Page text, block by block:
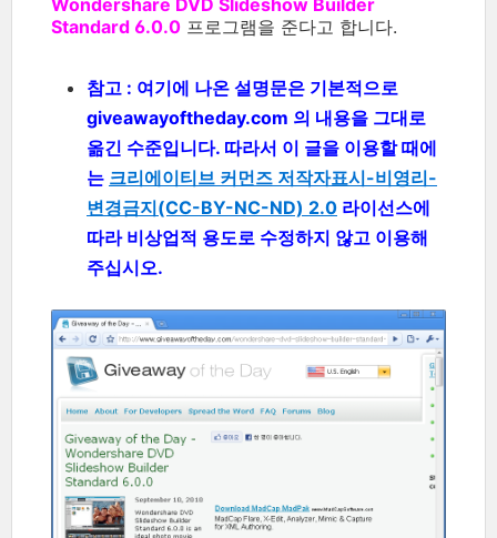
Standard 6.0.0 프로그램을 준다고 합니다.
참고 : 여기에 나온 설명문은 기본적으로
giveawayoftheday.com 의 내용을 그대로
옮긴 수준입니다. 따라서 이 글을 이용할 때에
는 크리에이티브 커먼즈 저작자표시-비영리-
변경금지(CC-BY-NC-ND) 2.0 라이선스에
따라 비상업적 용도로 수정하지 않고 이용해
주십시오.